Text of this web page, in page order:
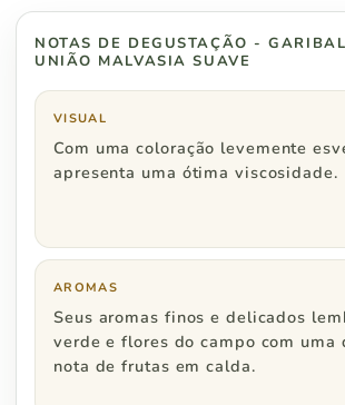
Região Sudeste
Rio de Janeiro
Espírito Santo
NOTAS DE DEGUSTAÇÃO -
UNIÃO MALVASIA SUAVE
VISUAL
Com uma coloração levemente
apresenta uma ótima viscosidade.
AROMAS
Seus aromas finos e delicados
verde e flores do campo com uma
nota de frutas em calda.